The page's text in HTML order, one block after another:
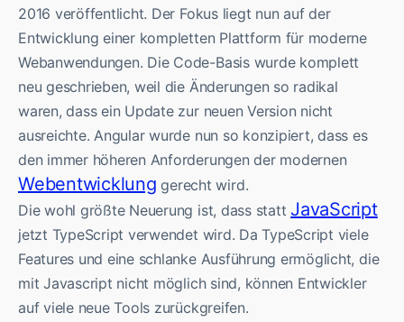
2016 veröffentlicht. Der Fokus liegt nun auf der
Entwicklung einer kompletten Plattform für moderne
Webanwendungen. Die Code-Basis wurde komplett
neu geschrieben, weil die Änderungen so radikal
waren, dass ein Update zur neuen Version nicht
ausreichte. Angular wurde nun so konzipiert, dass es
den immer höheren Anforderungen der modernen
Webentwicklung gerecht wird.
Die wohl größte Neuerung ist, dass statt JavaScript
jetzt TypeScript verwendet wird. Da TypeScript viele
Features und eine schlanke Ausführung ermöglicht, die
mit Javascript nicht möglich sind, können Entwickler
auf viele neue Tools zurückgreifen.